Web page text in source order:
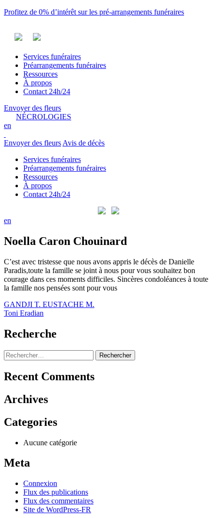
Profitez de 0% d’intérêt sur les pré-arrangements funéraires
Services funéraires
Préarrangements funéraires
Ressources
À propos
Contact 24h/24
Envoyer des fleurs
NÉCROLOGIES
en
Envoyer des fleurs Avis de décès
Services funéraires
Préarrangements funéraires
Ressources
À propos
Contact 24h/24
en
Noella Caron Chouinard
C’est avec tristesse que nous avons appris le décès de Danielle
Paradis,toute la famille se joint à nous pour vous souhaitez bon
courage dans ces moments difficiles. Sincères condoléances à toute
la famille nos pensées sont pour vous
Navigation
de
l’article
GANDJI T. EUSTACHE M.
Toni Eradian
Recherche
Rechercher :
Recent Comments
Archives
Categories
Aucune catégorie
Meta
Connexion
Flux des publications
Flux des commentaires
Site de WordPress-FR